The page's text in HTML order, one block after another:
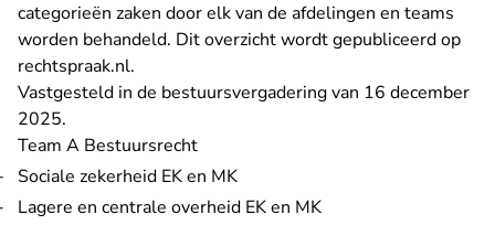
categorieën zaken door elk van de afdelingen en teams
worden behandeld. Dit overzicht wordt gepubliceerd op
rechtspraak.nl.
Vastgesteld in de bestuursvergadering van 16 december
2025.
Team A Bestuursrecht
Sociale zekerheid EK en MK
Lagere en centrale overheid EK en MK